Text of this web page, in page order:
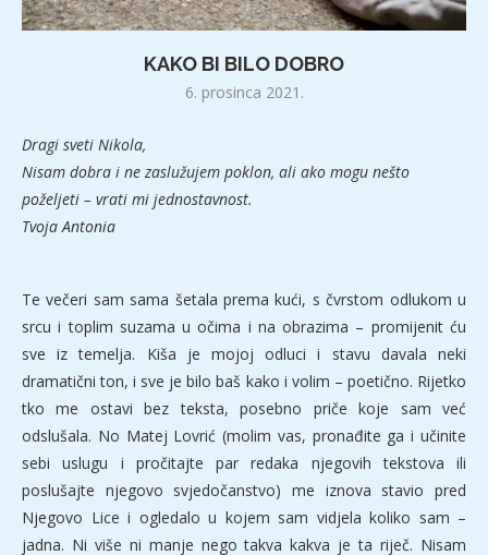
KAKO BI BILO DOBRO
6. prosinca 2021.
Dragi sveti Nikola,
Nisam dobra i ne zaslužujem poklon, ali ako mogu nešto
poželjeti – vrati mi jednostavnost.
Tvoja Antonia
Te večeri sam sama šetala prema kući, s čvrstom odlukom u
srcu i toplim suzama u očima i na obrazima – promijenit ću
sve iz temelja. Kiša je mojoj odluci i stavu davala neki
dramatični ton, i sve je bilo baš kako i volim – poetično. Rijetko
tko me ostavi bez teksta, posebno priče koje sam već
odslušala. No Matej Lovrić (molim vas, pronađite ga i učinite
sebi uslugu i pročitajte par redaka njegovih tekstova ili
poslušajte njegovo svjedočanstvo) me iznova stavio pred
Njegovo Lice i ogledalo u kojem sam vidjela koliko sam –
jadna. Ni više ni manje nego takva kakva je ta riječ. Nisam